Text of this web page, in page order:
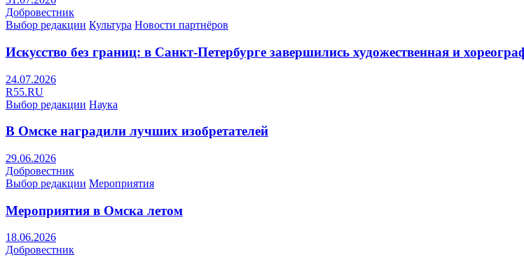
Добровестник
Выбор редакции Культура Новости партнёров
Искусство без границ: в Санкт-Петербурге завершились художественная и
24.07.2026
R55.RU
Выбор редакции Наука
В Омске наградили лучших изобретателей
29.06.2026
Добровестник
Выбор редакции Мероприятия
Мероприятия в Омска летом
18.06.2026
Добровестник